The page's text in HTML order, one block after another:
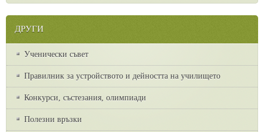
ДРУГИ
Ученически съвет
Правилник за устройството и дейността на училището
Конкурси, състезания, олимпиади
Полезни връзки